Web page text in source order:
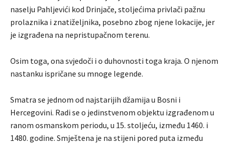
naselju Pahljevići kod Drinjače, stoljećima privlači pažnu
prolaznika i znatiželjnika, posebno zbog njene lokacije, jer
je izgrađena na nepristupačnom terenu.
Osim toga, ona svjedoči i o duhovnosti toga kraja. O njenom
nastanku ispričane su mnoge legende.
Smatra se jednom od najstarijih džamija u Bosni i
Hercegovini. Radi se o jedinstvenom objektu izgrađenom u
ranom osmanskom periodu, u 15. stoljeću, između 1460. i
1480. godine. Smještena je na stijeni pored puta između